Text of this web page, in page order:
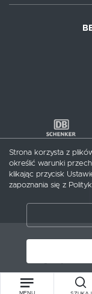
Strona korzysta z
określić warunki
klikając przycisk
zapoznania się z